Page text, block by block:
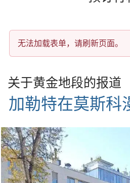
无法加载表单，请刷新页面。
关于黄金地段的报道
加勒特在莫斯科